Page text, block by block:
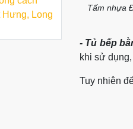
Tấm nhựa
- Tủ bếp
khi sử
Tuy nhiên
Hưng, Long